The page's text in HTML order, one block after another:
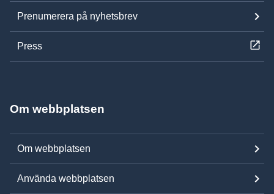
Prenumerera på nyhetsbrev
Press
Om webbplatsen
Om webbplatsen
Använda webbplatsen